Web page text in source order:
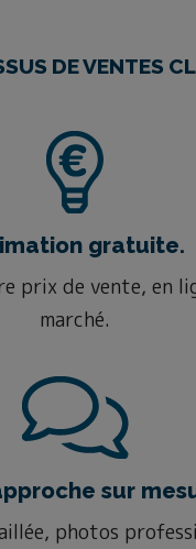
DE VENTES
gratuite.
prix de vente, en
marché.
sur
photos